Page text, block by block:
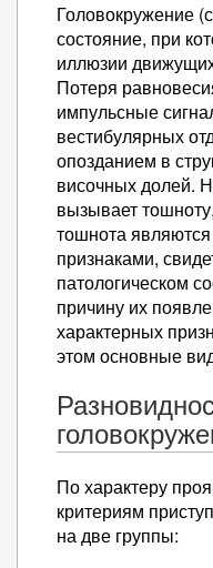
Головокружение
состояние, при
иллюзии
Потеря
импульсные
вестибулярных
опозданием в
височных долей.
вызывает
тошнота
признаками,
патологическом
причину их
характерных
этом основные
По характеру
критериям
на две группы: